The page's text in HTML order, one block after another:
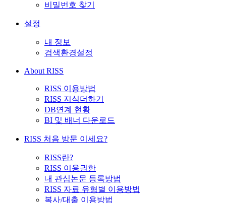
비밀번호 찾기
설정
내 정보
검색환경설정
About RISS
RISS 이용방법
RISS 지식더하기
DB연계 현황
BI 및 배너 다운로드
RISS 처음 방문 이세요?
RISS란?
RISS 이용권한
내 관심논문 등록방법
RISS 자료 유형별 이용방법
복사/대출 이용방법